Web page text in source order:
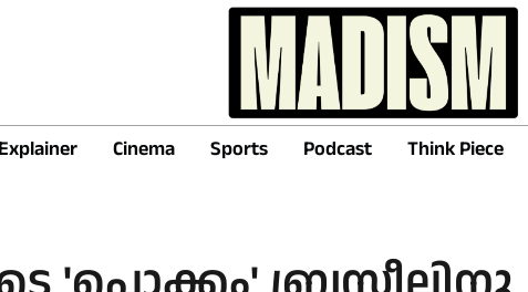
Explainer Cinema Sports Podcast Think Piece